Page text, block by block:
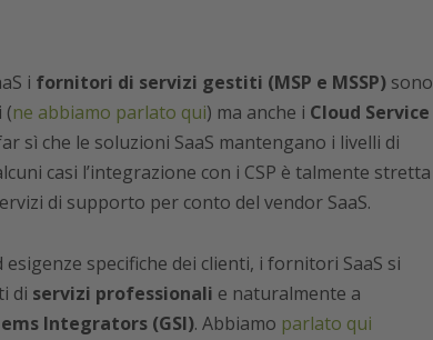
i fornitori di servizi gestiti (MSP e MSSP)sono
(ne abbiamo parlato qui) ma anche i Cloud Service
sì che le soluzioni SaaS mantengano i livelli di
casi l’integrazione con i CSP è talmente stretta
di supporto per conto del vendor SaaS.
specifiche dei clienti, i fornitori SaaS si
di servizi professionali e naturalmente a
Integrators (GSI). Abbiamo parlato qui